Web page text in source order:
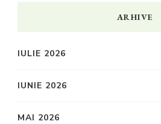
ARHIVE
IULIE 2026
IUNIE 2026
MAI 2026